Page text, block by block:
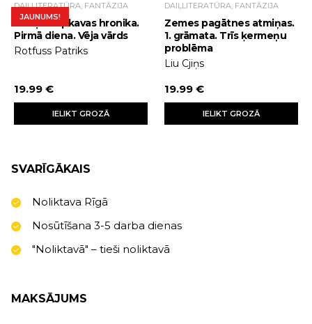
JAUNUMS!
DAIĻLITERATŪRA, FANTĀZIJA
Karaļu slepkavas hronika.
Pirmā diena. Vēja vārds
Rotfuss Patriks
19.99 €
IELIKT GROZĀ
DAIĻLITERATŪRA, FANTĀZIJA
Zemes pagātnes atmiņas.
1. grāmata. Trīs ķermeņu
problēma
Liu Cjiņs
19.99 €
IELIKT GROZĀ
SVARĪGĀKAIS
Noliktava Rīgā
Nosūtīšana 3-5 darba dienas
"Noliktavā" – tieši noliktavā
MAKSĀJUMS